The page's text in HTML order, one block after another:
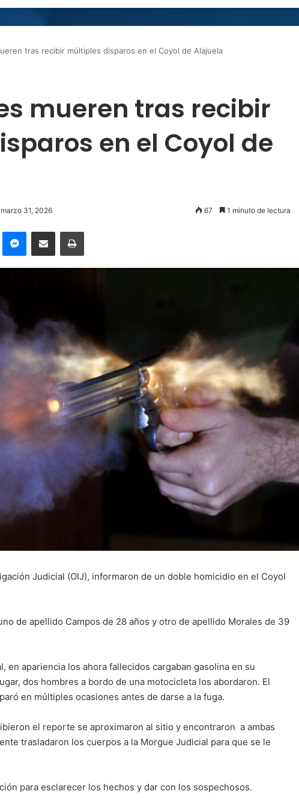
tras recibir múltiples disparos en el Coyol de Alajuela
mueren tras recibir
en el Coyol de
marzo 31, 2026 67 1 minuto de lectura
MessengerCompartir por correo electrónicoImprimir
Judicial (OIJ), informaron de un doble homicidio en el Coyol
de apellido Campos de 28 años y otro de apellido Morales de 39
en apariencia los ahora fallecidos cargaban gasolina en su
dos hombres a bordo de una motocicleta los abordaron. El
en múltiples ocasiones antes de darse a la fuga.
el reporte se aproximaron al sitio y encontraron a ambas
trasladaron los cuerpos a la Morgue Judicial para que se le
para esclarecer los hechos y dar con los sospechosos.